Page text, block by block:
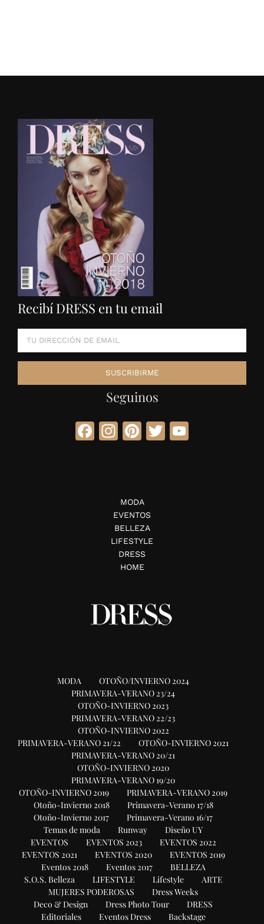
Recibí DRESS en tu email
Seguinos
Facebook
Instagram
Pinterest
Twitter
MODA
EVENTOS
BELLEZA
LIFESTYLE
DRESS
HOME
MODA
OTOÑO/INVIERNO 2024
PRIMAVERA-VERANO 23/24
OTOÑO-INVIERNO 2023
PRIMAVERA-VERANO 22/23
OTOÑO-INVIERNO 2022
PRIMAVERA-VERANO 21/22
OTOÑO-INVIERNO 2021
PRIMAVERA-VERANO 20/21
OTOÑO-INVIERNO 2020
PRIMAVERA-VERANO 19/20
OTOÑO-INVIERNO 2019
PRIMAVERA-VERANO 2019
Otoño-Invierno 2018
Primavera-Verano 17/18
Otoño-Invierno 2017
Primavera-Verano 16/17
Temas de moda
Runway
Diseño UY
EVENTOS
EVENTOS 2023
EVENTOS 2022
EVENTOS 2021
EVENTOS 2020
EVENTOS 2019
Eventos 2018
Eventos 2017
BELLEZA
S.O.S. Belleza
LIFESTYLE Lifestyle
ARTE
MUJERES PODEROSAS
Dress Weeks
Deco & Design
Dress Photo Tour
DRESS
Editoriales
Eventos Dress
Backstage